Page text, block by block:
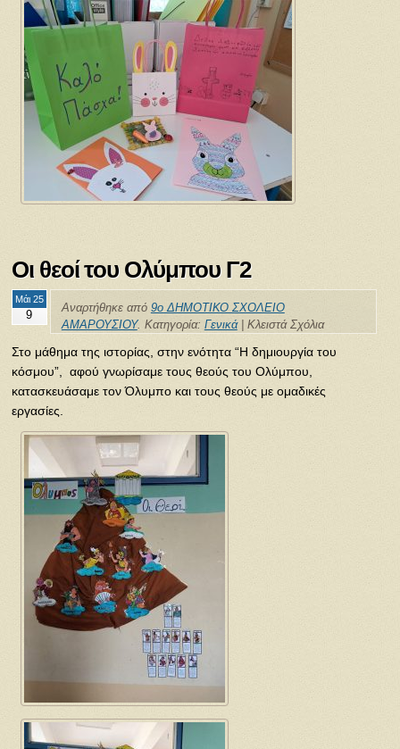
Οι θεοί του Ολύμπου Γ2
Μάι 25
9
Αναρτήθηκε από 9ο ΔΗΜΟΤΙΚΟ ΣΧΟΛΕΙΟ
ΑΜΑΡΟΥΣΙΟΥ. Κατηγορία: Γενικά| Κλειστά Σχόλια
Στο μάθημα της ιστορίας, στην ενότητα “Η δημιουργία του
κόσμου”, αφού γνωρίσαμε τους θεούς του Ολύμπου,
κατασκευάσαμε τον Όλυμπο και τους θεούς με ομαδικές
εργασίες.